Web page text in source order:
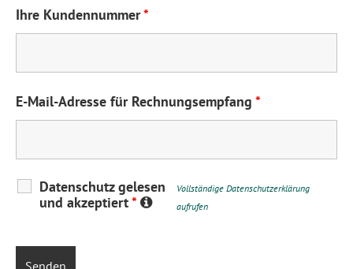
Ihre Kundennummer*
E-Mail-Adresse für Rechnungsempfang *
Datenschutz gelesen
und akzeptiert*
Vollständige Datenschutzerklärung
aufrufen